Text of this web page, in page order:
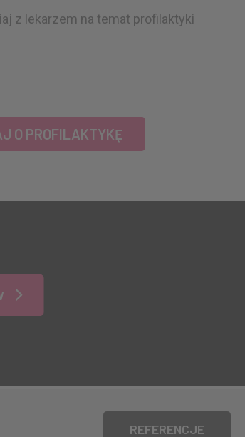
z lekarzem na temat profilaktyki
O PROFILAKTYKĘ
REFERENCJE